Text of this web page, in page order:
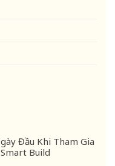
Đầu Khi Tham Gia
Build